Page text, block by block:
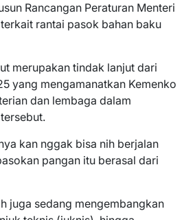
Rancangan Peraturan Menteri
rantai pasok bahan baku
merupakan tindak lanjut dari
yang mengamanatkan Kemenko
dan lembaga dalam
kan nggak bisa nih berjalan
pangan itu berasal dari
juga sedang mengembangkan